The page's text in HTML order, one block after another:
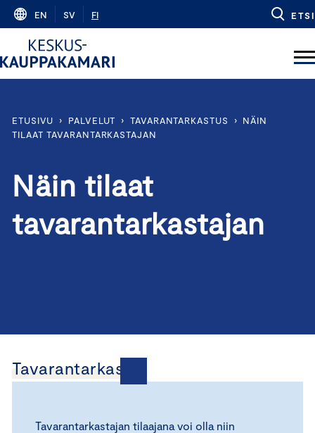
Skip
content
EN SV FI ETSI
ETUSIVU › PALVELUT › TAVARANTARKASTUS › NÄIN
TILAAT TAVARANTARKASTAJAN
Näin tilaat
tavarantarkastajan
Tavarantarkastus
Tavarantarkastajan tilaajana voi olla niin